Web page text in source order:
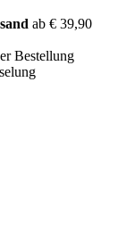
ab € 39,90
Bestellung